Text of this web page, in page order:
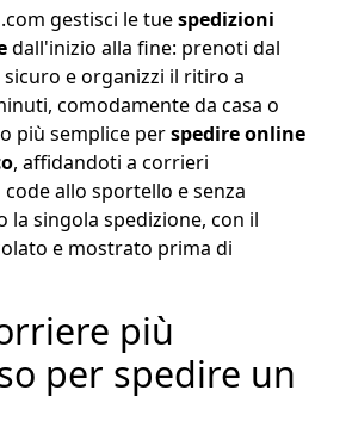
gestisci le tuespedizioni
dall'inizio alla fine: prenoti dal
e organizzi il ritiro a
comodamente da casa o
più semplice perspedire online
, affidandoti a corrieri
allo sportello e senza
la singola spedizione, con il
e mostrato prima di
più
per spedire un